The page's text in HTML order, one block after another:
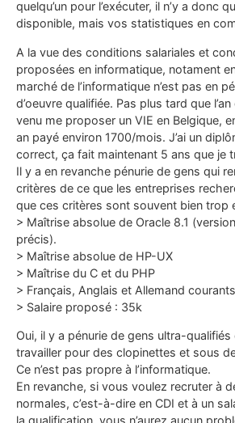
quelqu’un pour l’exécuter, il n’y a donc
disponible, mais vos statistiques en
A la vue des conditions salariales et
proposées en informatique, notament
marché de l’informatique n’est pas en
d’oeuvre qualifiée. Pas plus tard que
venu me proposer un VIE en Belgique,
an payé environ 1700/mois. J’ai un
correct, ça fait maintenant 5 ans que je
Il y a en revanche pénurie de gens qui
critères de ce que les entreprises
que ces critères sont souvent bien trop
> Maîtrise absolue de Oracle 8.1
précis).
> Maîtrise absolue de HP-UX
> Maîtrise du C et du PHP
> Français, Anglais et Allemand courants
> Salaire proposé : 35k
Oui, il y a pénurie de gens ultra-
travailler pour des clopinettes et sous
Ce n’est pas propre à l’informatique.
En revanche, si vous voulez recruter à
normales, c’est-à-dire en CDI et à un
la qualification, vous n’aurez aucun